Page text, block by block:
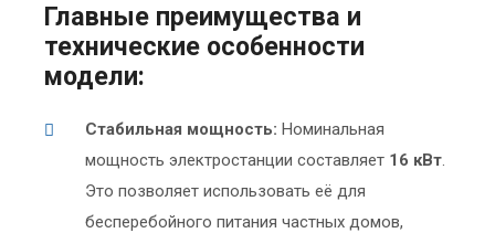
Главные преимущества и
технические особенности
модели:
Стабильная мощность: Номинальная
мощность электростанции составляет 16 кВт.
Это позволяет использовать её для
бесперебойного питания частных домов,